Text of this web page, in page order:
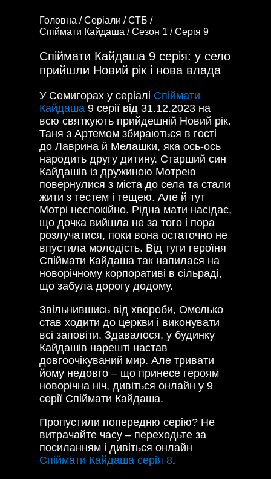
Головна /Серіали /СТБ /
Спіймати Кайдаша /Сезон 1 /Серія 9
Спіймати Кайдаша 9 серія: у село
прийшли Новий рік і нова влада
У Семигорах у серіалі Спіймати
Кайдаша 9 серії від 31.12.2023 на
всю святкують прийдешній Новий рік.
Таня з Артемом збираються в гості
до Лаврина й Мелашки, яка ось-ось
народить другу дитину. Старший син
Кайдашів із дружиною Мотрею
повернулися з міста до села та стали
жити з тестем і тещею. Але й тут
Мотрі неспокійно. Рідна мати насідає,
що дочка вийшла не за того і пора
розлучатися, поки вона остаточно не
впустила молодість. Від туги героїня
Спіймати Кайдаша так напилася на
новорічному корпоративі в сільраді,
що забула дорогу додому.
Звільнившись від хвороби, Омелько
став ходити до церкви і виконувати
всі заповіти. Здавалося, у будинку
Кайдашів нарешті настав
довгоочікуваний мир. Але тривати
йому недовго – що принесе героям
новорічна ніч, дивіться онлайн у 9
серії Спіймати Кайдаша.
Пропустили попередню серію? Не
витрачайте часу – переходьте за
посиланням і дивіться онлайн
Спіймати Кайдаша серія 8.